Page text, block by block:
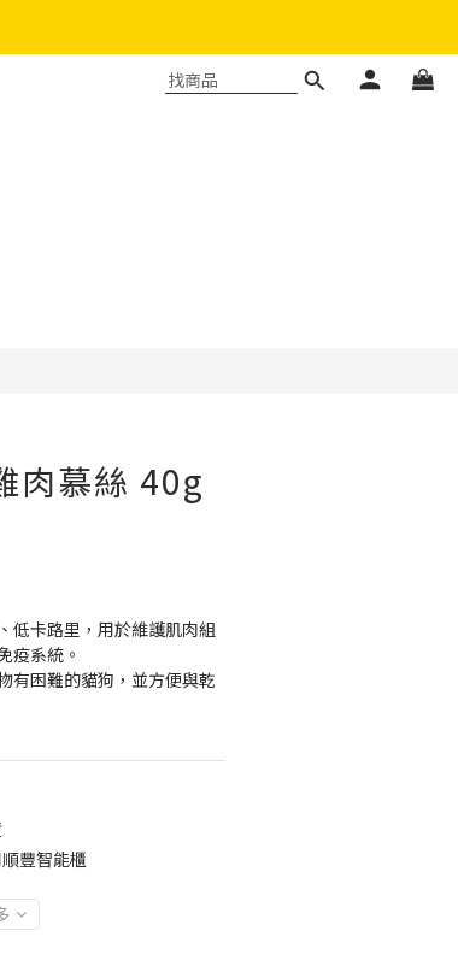
肉慕絲 40g
低卡路里，用於維護肌肉組
疫系統。
有困難的貓狗，並方便與乾
豐智能櫃
立即購買